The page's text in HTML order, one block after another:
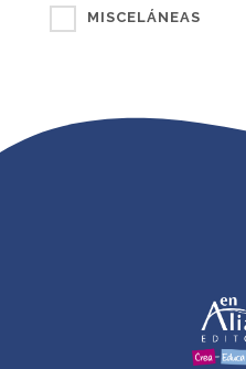
MISCELÁNEAS